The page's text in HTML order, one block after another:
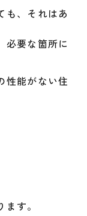
も、それはあ
必要な箇所に
性能がない住
す。